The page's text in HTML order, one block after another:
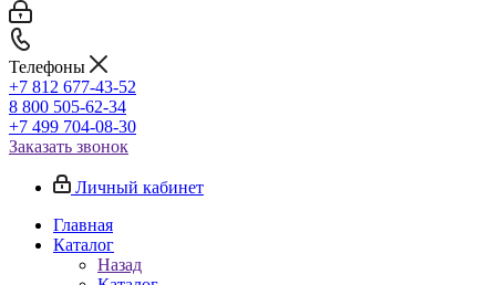
Телефоны
+7 812 677-43-52
8 800 505-62-34
+7 499 704-08-30
Заказать звонок
Личный кабинет
Главная
Каталог
Назад